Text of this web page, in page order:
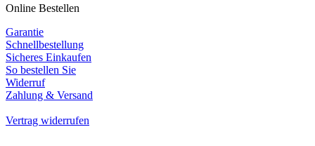
Online Bestellen
Garantie
Schnellbestellung
Sicheres Einkaufen
So bestellen Sie
Widerruf
Zahlung & Versand
Vertrag widerrufen